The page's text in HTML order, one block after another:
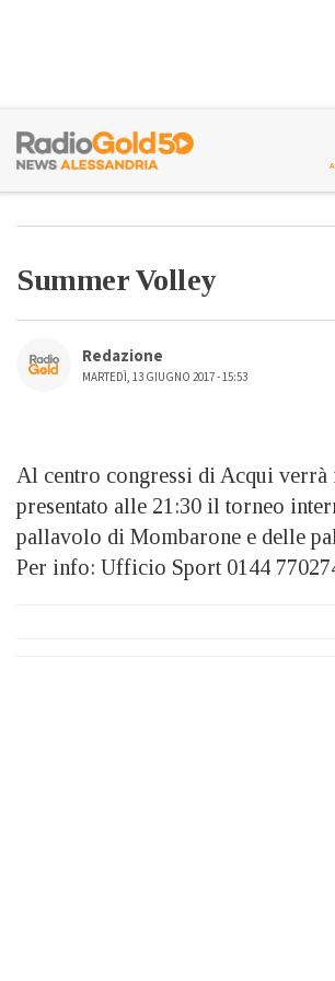
Summer Volley
Redazione
MARTEDÌ, 13 GIUGNO 2017 - 15:53
Al centro congressi di Acqui verrà
presentato alle 21:30 il torneo
pallavolo di Mombarone e delle
Per info: Ufficio Sport 0144